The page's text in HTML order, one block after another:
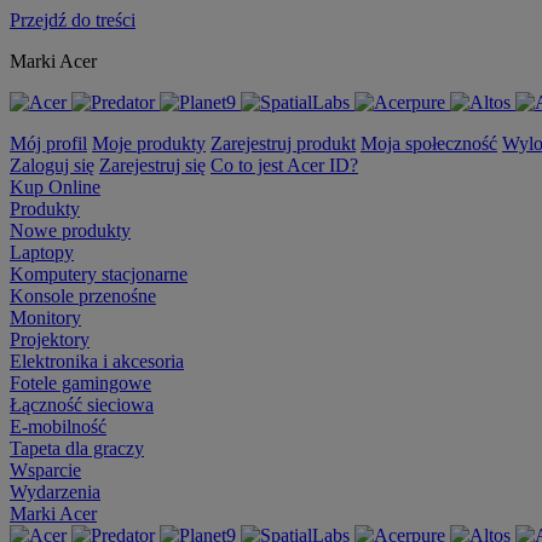
Przejdź do treści
Marki Acer
Mój profil Moje produkty Zarejestruj produkt Moja społeczność
Zaloguj się Zarejestruj się Co to jest Acer ID?
Kup Online
Produkty
Nowe produkty
Laptopy
Komputery stacjonarne
Konsole przenośne
Monitory
Projektory
Elektronika i akcesoria
Fotele gamingowe
Łączność sieciowa
E-mobilność
Tapeta dla graczy
Wsparcie
Wydarzenia
Marki Acer